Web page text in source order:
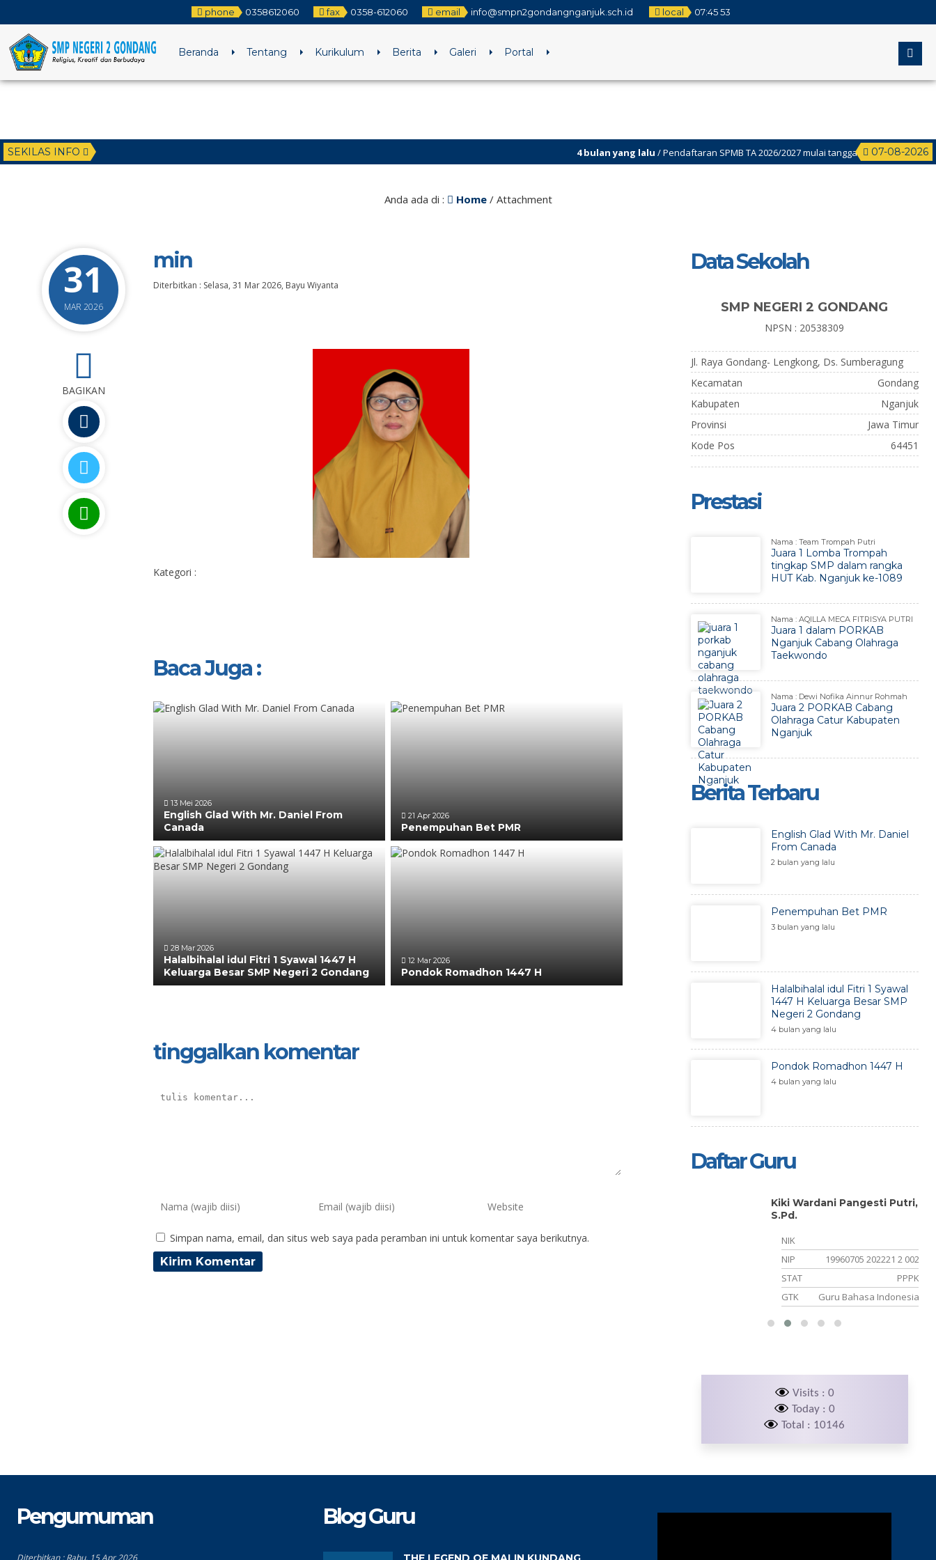
phone 0358612060 fax 0358-612060 email info@smpn2gondangnganjuk.sch.id local 07:4553
Beranda Tentang Kurikulum Berita Galeri Portal
SEKILAS INFO 07-08-2026
4 bulan yang lalu/ Pendaftaran SPMB TA 2026/2027 mulai tanggal 2 Juni-22juni 2026
Anda ada di : Home/ Attachment
31
MAR 2026
min
Diterbitkan : Selasa, 31 Mar 2026, Bayu Wiyanta
BAGIKAN
Kategori :
Baca Juga :
13 Mei 2026
English Glad With Mr. Daniel From
Canada
21 Apr 2026
Penempuhan Bet PMR
28 Mar 2026
Halalbihalal idul Fitri 1 Syawal 1447 H
Keluarga Besar SMP Negeri 2 Gondang
12 Mar 2026
Pondok Romadhon 1447 H
tinggalkan komentar
Simpan nama, email, dan situs web saya pada peramban ini untuk komentar saya berikutnya.
Data Sekolah
SMP NEGERI 2 GONDANG
NPSN : 20538309
Jl. Raya Gondang- Lengkong, Ds. Sumberagung
Kecamatan
Gondang
Kabupaten
Nganjuk
Provinsi
Jawa Timur
Kode Pos
64451
Prestasi
Nama : Team Trompah Putri
Juara 1 Lomba Trompah
tingkap SMP dalam rangka
HUT Kab. Nganjuk ke-1089
Nama : AQILLA MECA FITRISYA PUTRI
Juara 1 dalam PORKAB
Nganjuk Cabang Olahraga
Taekwondo
Nama : Dewi Nofika Ainnur Rohmah
Juara 2 PORKAB Cabang
Olahraga Catur Kabupaten
Nganjuk
Berita Terbaru
English Glad With Mr. Daniel
From Canada
2 bulan yang lalu
Penempuhan Bet PMR
3 bulan yang lalu
Halalbihalal idul Fitri 1 Syawal
1447 H Keluarga Besar SMP
Negeri 2 Gondang
4 bulan yang lalu
Pondok Romadhon 1447 H
4 bulan yang lalu
Daftar Guru
196804151997031010
PNS
Yayuk Utami, S.Pd.
197404242008012007
Kiki Wardani Pangesti Putri,
S.Pd.
NIK
NIP
19960705 202221 2 002
STAT
PPPK
GTK
Guru Bahasa Indonesia
Visits : 0
Today : 0
Total : 10146
Pengumuman
Diterbitkan :Rabu, 15 Apr 2026
Blog Guru